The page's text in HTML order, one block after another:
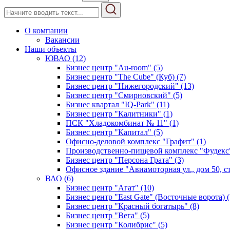
О компании
Вакансии
Наши объекты
ЮВАО (12)
Бизнес центр "Au-room" (5)
Бизнес центр "The Cube" (Куб) (7)
Бизнес центр "Нижегородский" (13)
Бизнес центр "Смирновский" (5)
Бизнес квартал "IQ-Park" (11)
Бизнес центр "Калитники" (1)
ПСК "Хладокомбинат № 11" (1)
Бизнес центр "Капитал" (5)
Офисно-деловой комплекс "Графит" (1)
Производственно-пищевой комплекс
Бизнес центр "Персона Грата" (3)
Офисное здание "Авиамоторная ул., дом 50,
ВАО (6)
Бизнес центр "Агат" (10)
Бизнес центр "East Gate" (Восточные ворота)
Бизнес центр "Красный богатырь" (8)
Бизнес центр "Вега" (5)
Бизнес центр "Колибрис" (5)